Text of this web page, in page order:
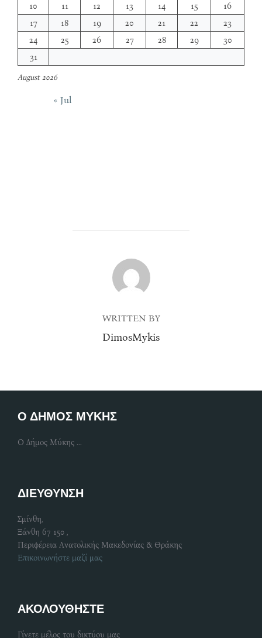
August 2026
10
11 12 13 14 15
16
17
18 19 20 21 22
23
24
25 26 27 28 29
30
31
« Jul
POST AUTHOR
WRITTEN BY
DimosMykis
Ο ΔΗΜΟΣ ΜΥΚΗΣ
Ο Δήμος Μύκης ...
ΔΙΕΥΘΥΝΣΗ
Σμίνθη,
Ξάνθη 67 150 ,
Περιφέρεια Ανατολικής Μακεδονίας & Θράκης
Επικοινωνήστε μαζί μας
ΑΚΟΛΟΥΘΗΣΤΕ
Γίνετε μέλος του δικτύου μας